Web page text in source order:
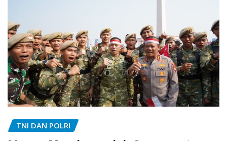
TNI DAN POLRI